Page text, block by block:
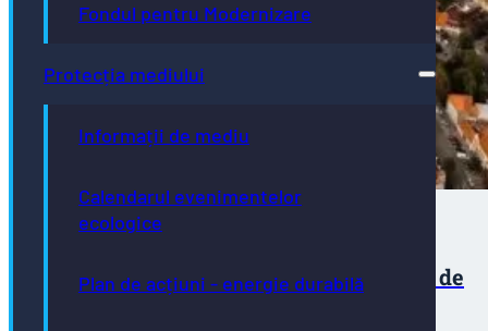
Fondul pentru Modernizare
Protecția mediului
Informații de mediu
Calendarul evenimentelor
ecologice
Plan de acțiuni - energie durabilă
Expiră perioada de utilizare a locurilor de
parcare de reședință pentru zona K